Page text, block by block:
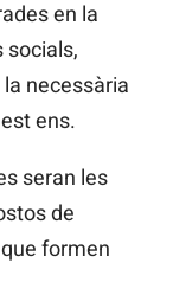
en la
socials,
necessària
ens.
seran les
de
formen